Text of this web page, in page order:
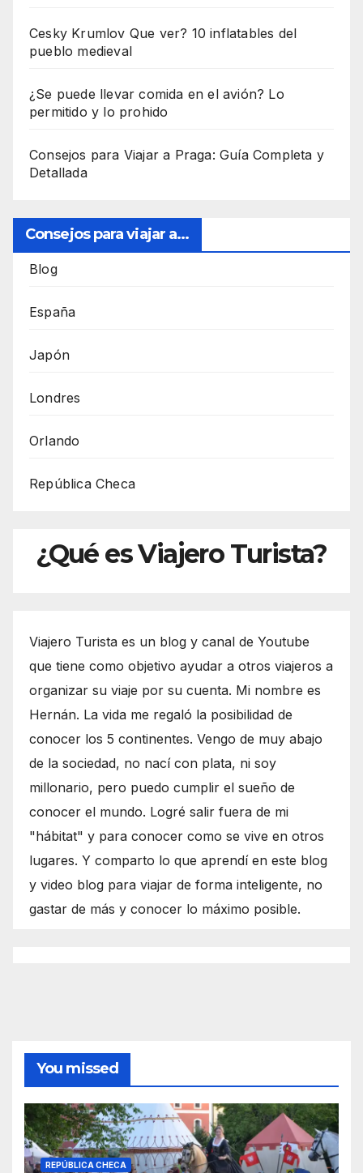
Cesky Krumlov Que ver? 10 inflatables del
pueblo medieval
¿Se puede llevar comida en el avión? Lo
permitido y lo prohido
Consejos para Viajar a Praga: Guía Completa y
Detallada
Consejos para viajar a...
Blog
España
Japón
Londres
Orlando
República Checa
¿Qué es Viajero Turista?
Viajero Turista es un blog y canal de Youtube
que tiene como objetivo ayudar a otros viajeros a
organizar su viaje por su cuenta. Mi nombre es
Hernán. La vida me regaló la posibilidad de
conocer los 5 continentes. Vengo de muy abajo
de la sociedad, no nací con plata, ni soy
millonario, pero puedo cumplir el sueño de
conocer el mundo. Logré salir fuera de mi
"hábitat" y para conocer como se vive en otros
lugares. Y comparto lo que aprendí en este blog
y video blog para viajar de forma inteligente, no
gastar de más y conocer lo máximo posible.
You missed
REPÚBLICA CHECA